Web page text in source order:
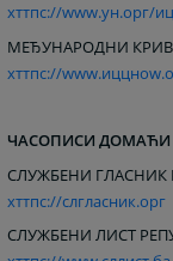
хттпс://www.ун.орг/
МЕЂУНАРОДНИ
хттпс://
ЧАСОПИСИ ДОМАЋИ
СЛУЖБЕНИ ГЛАСНИК
хттпс://слгласник.орг
СЛУЖБЕНИ ЛИСТ